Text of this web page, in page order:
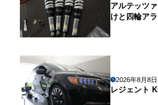
アルテッツ
けと四輪ア
2026年8月8日
レジェント